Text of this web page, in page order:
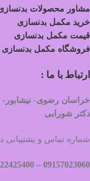
مشاور محصولات
خرید مکمل بدنسازی
قیمت مکمل بدنسازی
فروشگاه مکمل بدنسازی
ارتباط با ما :
خراسان رضوی- نیشابور-
دکتر شورابی
شماره تماس و پشتیبانی
09157023060 –